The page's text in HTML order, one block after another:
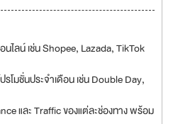
ไลน์ เช่น Shopee, Lazada, TikTok
โมชั่นประจำเดือน เช่น Double Day,
และ Traffic ของแต่ละช่องทาง พร้อม